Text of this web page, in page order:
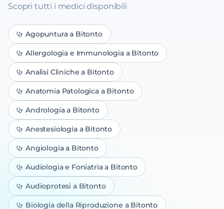
Scopri tutti i medici disponibili
Agopunturaa Bitonto
Allergologia e Immunologiaa Bitonto
Analisi Cliniche a Bitonto
Anatomia Patologicaa Bitonto
Andrologiaa Bitonto
Anestesiologiaa Bitonto
Angiologiaa Bitonto
Audiologia e Foniatriaa Bitonto
Audioprotesi a Bitonto
Biologia della Riproduzione a Bitonto